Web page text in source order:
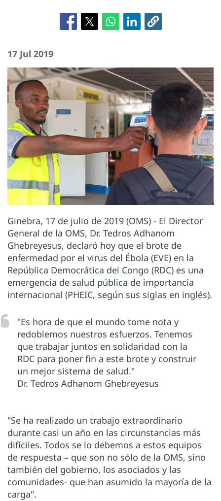
17 Jul 2019
Ginebra, 17 de julio de 2019 (OMS) - El Director
General de la OMS, Dr. Tedros Adhanom
Ghebreyesus, declaró hoy que el brote de
enfermedad por el virus del Ébola (EVE) en la
República Democrática del Congo (RDC) es una
emergencia de salud pública de importancia
internacional (PHEIC, según sus siglas en inglés).
"Es hora de que el mundo tome nota y
redoblemos nuestros esfuerzos. Tenemos
que trabajar juntos en solidaridad con la
RDC para poner fin a este brote y construir
un mejor sistema de salud."
Dr. Tedros Adhanom Ghebreyesus
"Se ha realizado un trabajo extraordinario
durante casi un año en las circunstancias más
difíciles. Todos se lo debemos a estos equipos
de respuesta – que son no sólo de la OMS, sino
también del gobierno, los asociados y las
comunidades- que han asumido la mayoría de la
carga".